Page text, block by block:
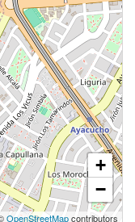
+
−
OpenStreetMapcontributors